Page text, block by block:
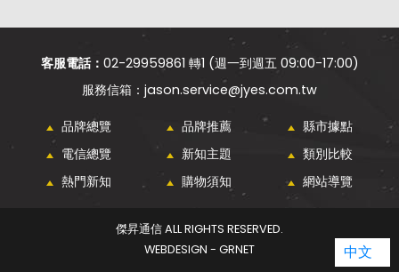
客服電話： 02-29959861 轉1 (週一到週五 09:00-17:00)
jason.service@jyes.com.tw
品牌總覽 品牌推薦
縣市據點
電信總覽
新知主題
類別比較
熱門新知
購物須知 網站導覽
傑昇通信 ALL RIGHTS RESERVED.
WEBDESIGN - GRNET
中文